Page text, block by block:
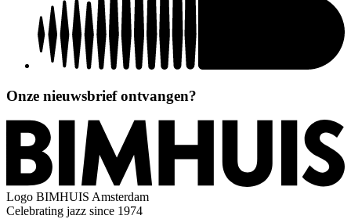
Onze nieuwsbrief ontvangen?
Logo BIMHUIS Amsterdam
Celebrating jazz since 1974